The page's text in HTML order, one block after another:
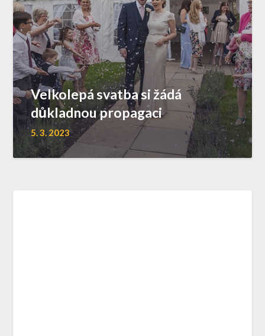
Velkolepá svatba si žádá
důkladnou propagaci
5. 3. 2023